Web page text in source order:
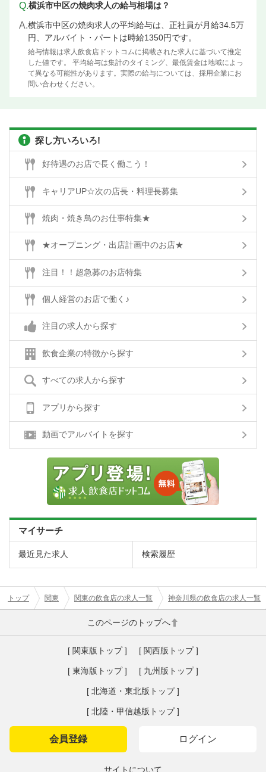
Q.横浜市中区の焼肉求人の給与相場は？
A.横浜市中区の焼肉求人の平均給与は、正社員が月給34.5万
円、アルバイト・パートは時給1350円です。
給与情報は求人飲食店ドットコムに掲載された求人に基づいて推定
した値です。 平均給与は集計のタイミング、最低賃金は地域によっ
て異なる可能性があります。実際の給与については、採用企業にお
問い合わせください。
探し方いろいろ!
好待遇のお店で長く働こう！
キャリアUP☆次の店長・料理長募集
焼肉・焼き鳥のお仕事特集★
★オープニング・出店計画中のお店★
注目！！超急募のお店特集
個人経営のお店で働く♪
注目の求人から探す
飲食企業の特徴から探す
すべての求人から探す
アプリから探す
動画でアルバイトを探す
マイサーチ
最近見た求人 検索履歴
トップ 関東 関東の飲食店の求人一覧 神奈川県の飲食店の求人一覧
このページのトップへ
[ 関東版トップ ] [ 関西版トップ ]
[ 東海版トップ ] [ 九州版トップ ]
[ 北海道・東北版トップ ]
[ 北陸・甲信越版トップ ]
会員登録 ログイン
サイトについて